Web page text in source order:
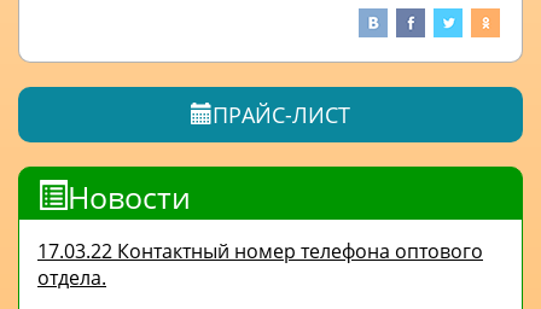
ПРАЙС-ЛИСТ
Новости
17.03.22 Контактный номер телефона оптового
отдела.